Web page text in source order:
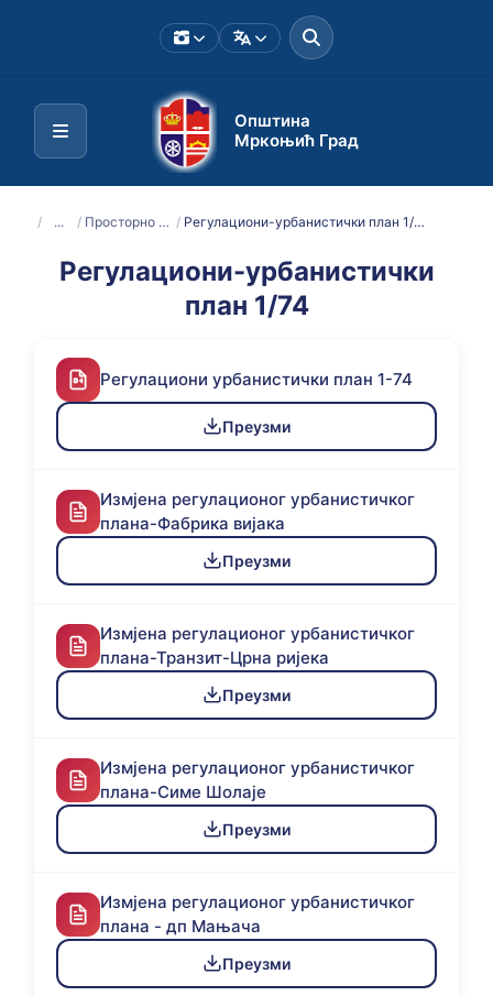
Општина
Мркоњић Град
/ ... / Просторно планска документација / Регулациони-урбанистички план 1/74
Регулациони-урбанистички
план 1/74
Регулациони урбанистички план 1-74
Преузми
Измјена регулационог урбанистичког
плана-Фабрика вијака
Преузми
Измјена регулационог урбанистичког
плана-Транзит-Црна ријека
Преузми
Измјена регулационог урбанистичког
плана-Симе Шолаје
Преузми
Измјена регулационог урбанистичког
плана - дп Мањача
Преузми